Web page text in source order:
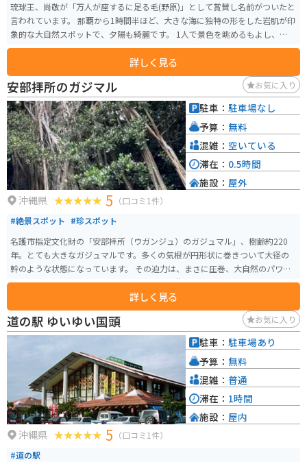
琉球王、尚敬が「万人が座するに足る毛(野原)」として賞賛し名前がついたと
言われています。 那覇から1時間半ほど、大きな海に独特の形をした岩肌が印
象的な大自然スポットで、夕陽も綺麗です。 1人で景色を眺めるもよし、仲間
と行って記念撮影するのもいいと思います。 風が強い冬はオススメできない
かも…。施設が新しくなり食事処や土産物もあります。万座毛限定の切手自販
機があります。遊歩道観覧料は100円です。
詳しく見る
安部拝所のガジマル お気に入り
沖縄県 5 （口コミ1件）
#絶景スポット #珍スポット
名護市指定文化財の「安部拝所（ウガンジュ）のガジュマル」、樹齢約220
年。とても大きなガジュマルです。多くの気根が円形状に巻きついて大径の
幹のような状態になっています。 その迫力は、まさに圧巻、大自然のパワー
を感じる素敵なスポットです。今でも毎年旧盆には、ガジュマルの樹の下で
御願行事が行われており古くから区民に慕われているガジュマルです。駐車
場がなく民家が隣接しているので、訪れる際は周りへの配慮にも気をつけた
い。
詳しく見る
駐車： 駐車場なし
予算： 無料
混雑： 空いている
滞在： 0.5時間
施設： 屋外
道の駅 ゆいゆい国頭 お気に入り
沖縄県 5 （口コミ1件）
#道の駅
駐車： 駐車場あり
予算： 無料
混雑： 普通
滞在： 1時間
施設： 屋内